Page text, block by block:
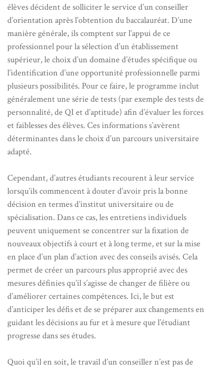
élèves décident de solliciter le service d’un conseiller
d’orientation après l’obtention du baccalauréat. D’une
manière générale, ils comptent sur l’appui de ce
professionnel pour la sélection d’un établissement
supérieur, le choix d’un domaine d’études spécifique ou
l’identification d’une opportunité professionnelle parmi
plusieurs possibilités. Pour ce faire, le programme inclut
généralement une série de tests (par exemple des tests de
personnalité, de QI et d’aptitude) afin d’évaluer les forces
et faiblesses des élèves. Ces informations s’avèrent
déterminantes dans le choix d’un parcours universitaire
adapté.
Cependant, d’autres étudiants recourent à leur service
lorsqu’ils commencent à douter d’avoir pris la bonne
décision en termes d’institut universitaire ou de
spécialisation. Dans ce cas, les entretiens individuels
peuvent uniquement se concentrer sur la fixation de
nouveaux objectifs à court et à long terme, et sur la mise
en place d’un plan d’action avec des conseils avisés. Cela
permet de créer un parcours plus approprié avec des
mesures définies qu’il s’agisse de changer de filière ou
d’améliorer certaines compétences. Ici, le but est
d’anticiper les défis et de se préparer aux changements en
guidant les décisions au fur et à mesure que l’étudiant
progresse dans ses études.
Quoi qu’il en soit, le travail d’un conseiller n’est pas de